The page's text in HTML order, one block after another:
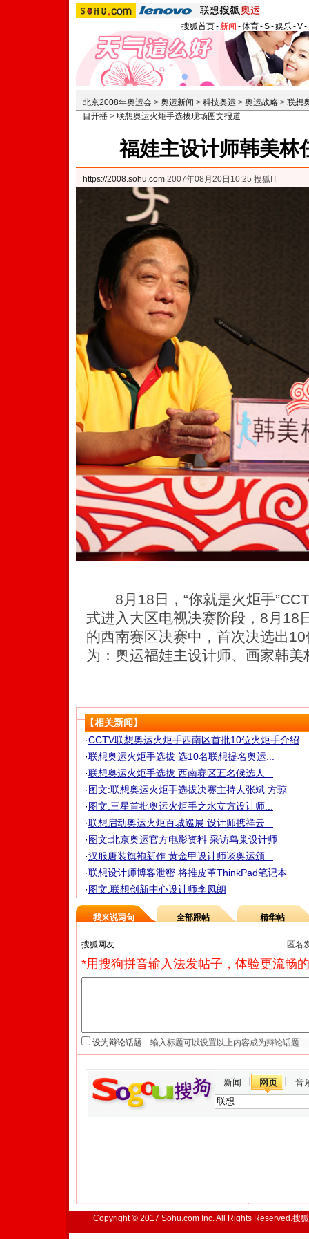
搜狐首页-新闻 -体育-S-娱乐-V-
北京2008年奥运会 > 奥运新闻 > 科技奥运 > 奥运战略 > 联想
目开播 > 联想奥运火炬手选拔现场图文报道
福娃主设计师韩美林
https://2008.sohu.com 2007年08月20日10:25 搜狐IT
8月18日，“你就是火炬手
式进入大区电视决赛阶段，8月18
的西南赛区决赛中，首次决选出
为：奥运福娃主设计师、画家韩
【相关新闻】
·CCTV联想奥运火炬手西南区首批10位火炬手介绍
·联想奥运火炬手选拔 选10名联想提名奥运...
·联想奥运火炬手选拔 西南赛区五名候选人...
·图文:联想奥运火炬手选拔决赛主持人张斌 方琼
·图文:三星首批奥运火炬手之水立方设计师...
·联想启动奥运火炬百城巡展 设计师携祥云...
·图文:北京奥运官方电影资料 采访鸟巢设计师
·汉服唐装旗袍新作 黄金甲设计师谈奥运颁...
·联想设计师博客泄密 将推皮革ThinkPad笔记本
·图文:联想创新中心设计师李凤朗
我来说两句 全部跟帖 精华帖
匿名
*用搜狗拼音输入法发帖子，体验更流畅
设为辩论话题
新闻 网页 音
Copyright © 2017 Sohu.com Inc. All Rights Reserved.搜